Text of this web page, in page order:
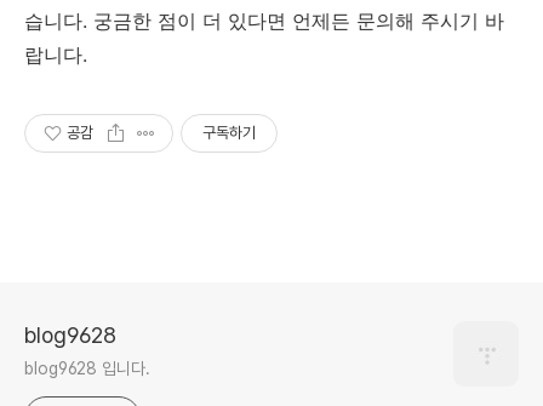
습니다. 궁금한 점이 더 있다면 언제든 문의해 주시기 바
랍니다.
공감 구독하기
blog9628
blog9628 입니다.